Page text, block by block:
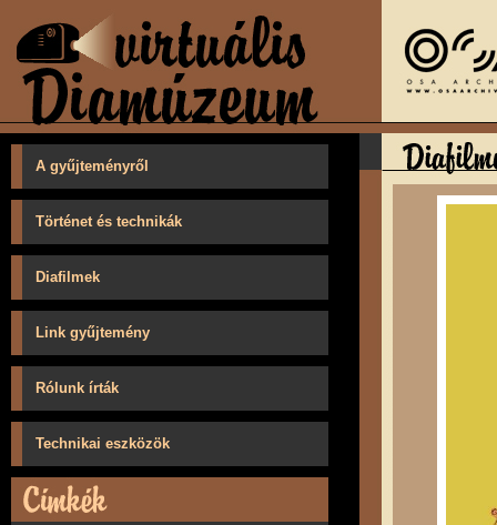
A gyűjteményről
Történet és technikák
Diafilmek
Link gyűjtemény
Rólunk írták
Technikai eszközök